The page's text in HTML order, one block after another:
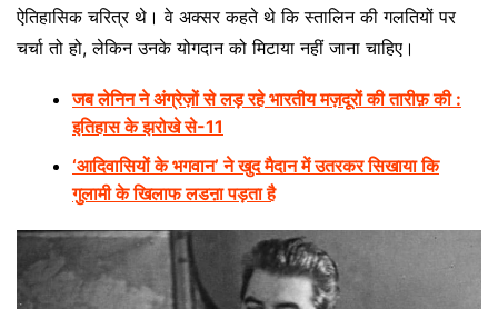
ऐतिहासिक चरित्र थे। वे अक्सर कहते थे कि स्तालिन की गलतियों पर
चर्चा तो हो, लेकिन उनके योगदान को मिटाया नहीं जाना चाहिए।
जब लेनिन ने अंग्रेज़ों से लड़ रहे भारतीय मज़दूरों की तारीफ़ की :
इतिहास के झरोखे से-11
‘आदिवासियों के भगवान’ ने खुद मैदान में उतरकर सिखाया कि
गुलामी के खिलाफ लडऩा पड़ता है